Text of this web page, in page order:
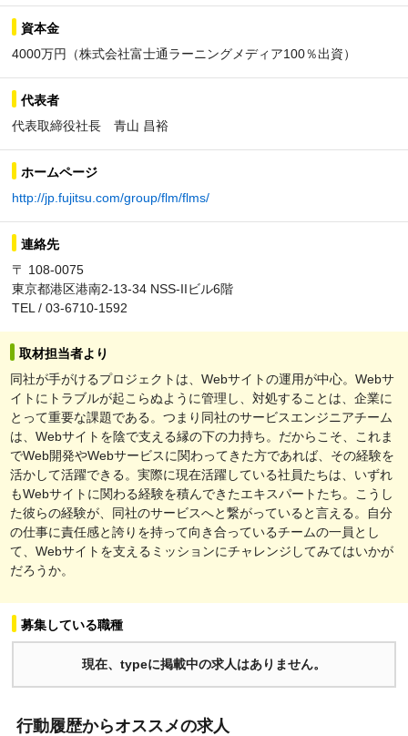
資本金
4000万円（株式会社富士通ラーニングメディア100％出資）
代表者
代表取締役社長 青山 昌裕
ホームページ
http://jp.fujitsu.com/group/flm/flms/
連絡先
〒 108-0075
東京都港区港南2-13-34 NSS-IIビル6階
TEL / 03-6710-1592
取材担当者より
同社が手がけるプロジェクトは、Webサイトの運用が中心。Webサ
イトにトラブルが起こらぬように管理し、対処することは、企業に
とって重要な課題である。つまり同社のサービスエンジニアチーム
は、Webサイトを陰で支える縁の下の力持ち。だからこそ、これま
でWeb開発やWebサービスに関わってきた方であれば、その経験を
活かして活躍できる。実際に現在活躍している社員たちは、いずれ
もWebサイトに関わる経験を積んできたエキスパートたち。こうし
た彼らの経験が、同社のサービスへと繋がっていると言える。自分
の仕事に責任感と誇りを持って向き合っているチームの一員とし
て、Webサイトを支えるミッションにチャレンジしてみてはいかが
だろうか。
募集している職種
現在、typeに掲載中の求人はありません。
行動履歴からオススメの求人